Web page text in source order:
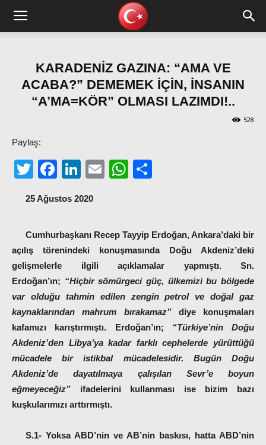
KARADENİZ GAZINA: “AMA VE
ACABA?” DEMEMEK İÇİN, İNSANIN
“A’MA=KÖR” OLMASI LAZIMDI!..
528
Paylaş:
TwitterFacebook
LinkedIn
EmailWhatsApp
25 Ağustos 2020
Cumhurbaşkanı Recep Tayyip Erdoğan, Ankara’daki bir
açılış törenindeki konuşmasında Doğu Akdeniz’deki
gelişmelerle ilgili açıklamalar yapmıştı. Sn.
Erdoğan’ın; “Hiçbir sömürgeci güç, ülkemizi bu bölgede
var olduğu tahmin edilen zengin petrol ve doğal gaz
kaynaklarından mahrum bırakamaz”
diye konuşmaları
kafamızı karıştırmıştı. Erdoğan’ın; “Türkiye’nin Doğu
Akdeniz’den Libya’ya kadar farklı cephelerde yürüttüğü
mücadele bir istikbal mücadelesidir. Bugün Doğu
Akdeniz’de dayatılmaya çalışılan Sevr’e boyun
eğmeyeceğiz” ifadelerini kullanması ise bizim bazı
kuşkularımızı arttırmıştı.
S.1- Yoksa ABD’nin ve AB’nin baskısı, hatta ABD’nin